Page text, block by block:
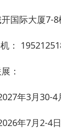
国际大厦7-8
：
：
年3月30-4
年7月2-4